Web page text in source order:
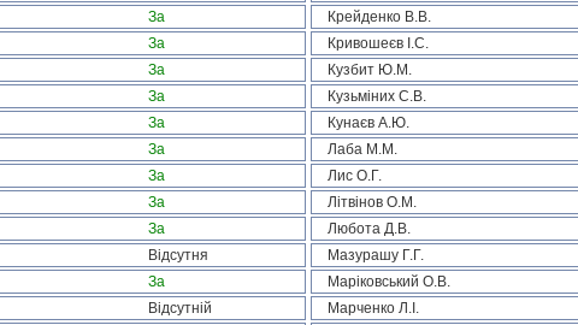
За Крейденко В.В.
За Кривошеєв І.С.
За Кузбит Ю.М.
За Кузьміних С.В.
За Кунаєв А.Ю.
За Лаба М.М.
За Лис О.Г.
За Літвінов О.М.
За Любота Д.В.
Відсутня Мазурашу Г.Г.
За Маріковський О.В.
Відсутній Марченко Л.І.